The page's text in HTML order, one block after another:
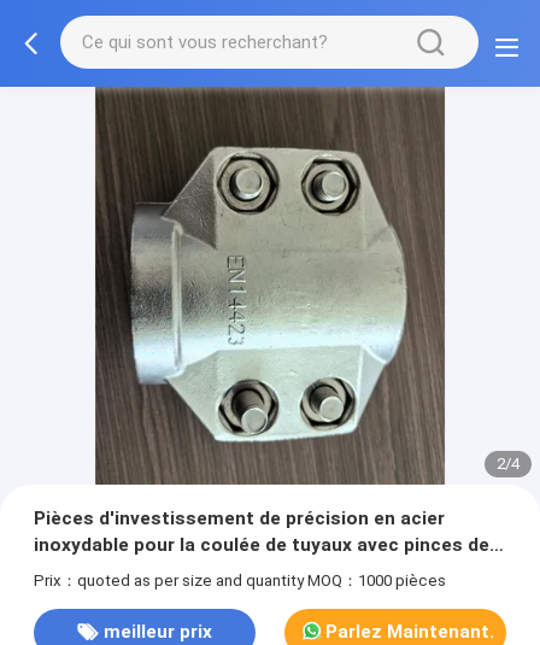
2/4
Pièces d'investissement de précision en acier
inoxydable pour la coulée de tuyaux avec pinces de
sécurité
Prix：quoted as per size and quantity MOQ：1000 pièces
meilleur prix Parlez Maintenant.